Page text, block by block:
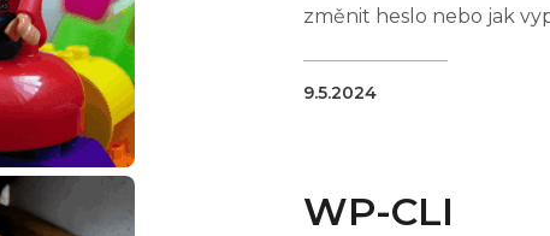
změnit heslo nebo jak
9.5.2024
WP-CLI